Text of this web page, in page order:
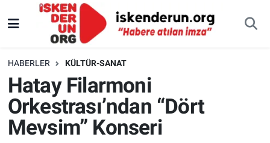
HABERLER KÜLTÜR-SANAT
Hatay Filarmoni
Orkestrası’ndan “Dört
Mevsim” Konseri